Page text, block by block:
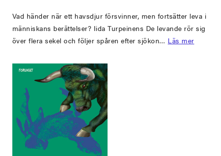
Vad händer när ett havsdjur försvinner, men fortsätter leva i
människans berättelser? Iida Turpeinens De levande rör sig
över flera sekel och följer spåren efter sjökon… Läs mer